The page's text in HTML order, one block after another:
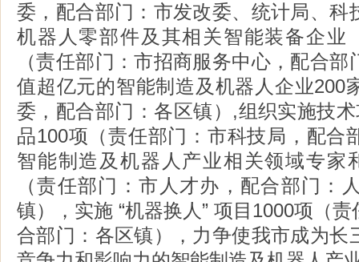
委，配合部门：市发改委、统计局、科
机器人零部件及其相关智能装备企业
（责任部门：市招商服务中心，配合
值超亿元的智能制造及机器人企业200
委，配合部门：各区镇）,组织实施技
品100项（责任部门：市科技局，配合
智能制造及机器人产业相关领域专家
（责任部门：市人才办，配合部门：
镇），实施 “机器换人” 项目1000项（
合部门：各区镇），力争使我市成为长